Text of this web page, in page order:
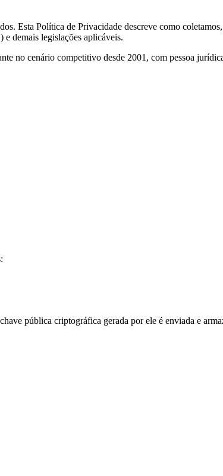
Política de Privacidade descreve como coletamos,
demais legislações aplicáveis.
no cenário competitivo desde 2001, com pessoa
pública criptográfica gerada por ele é enviada e